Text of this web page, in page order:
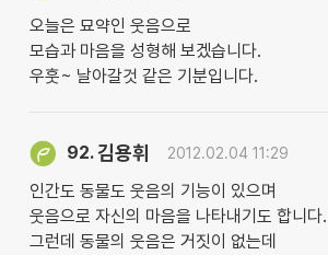
오늘은 묘약인 웃음으로
모습과 마음을 성형해 보겠습니다.
우훗~ 날아갈것 같은 기분입니다.
92.김용휘 2012.02.04 11:29
인간도 동물도 웃음의 기능이 있으며
웃음으로 자신의 마음을 나타내기도 합니다.
그런데 동물의 웃음은 거짓이 없는데